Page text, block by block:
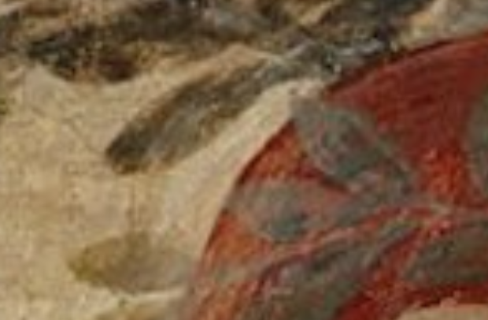
Settecento
Duecento
TRECENTO